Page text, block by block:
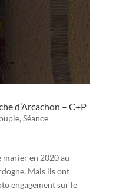
d’Arcachon – C+P
, Séance
en 2020 au
Mais ils ont
engagement sur le